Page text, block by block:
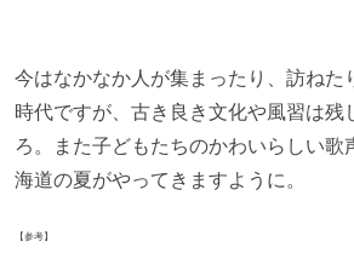
今はなかなか人が集まったり、訪ねた
時代ですが、古き良き文化や風習は残
ろ。また子どもたちのかわいらしい歌
海道の夏がやってきますように。
【参考】